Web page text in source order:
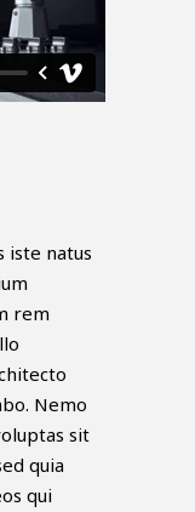
iste natus
rem
Nemo
sit
quia
qui